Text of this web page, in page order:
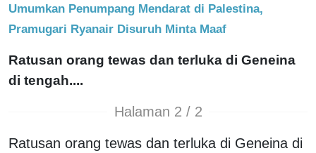
Umumkan Penumpang Mendarat di Palestina,
Pramugari Ryanair Disuruh Minta Maaf
Ratusan orang tewas dan terluka di Geneina
di tengah....
Halaman 2 / 2
Ratusan orang tewas dan terluka di Geneina di